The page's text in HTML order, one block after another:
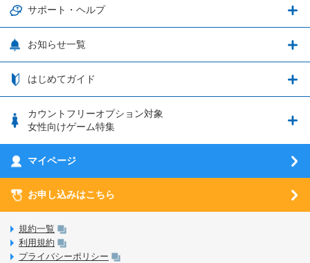
通信エリアと通信速度状況
つながる端末保証
フィルタリングアプリ
5G回線オプションについて
LINE年齢認証について
LinksStoreについて
ウマ娘 プリティーダービー
プリンセスコネクト！Re:Dive
釣り★スタ
ウマスクについて
日割り計算
OPPO端末購入キャンペーン第5弾
端末・アクセサリ
iPhone利用について
動作確認済み端末一覧
サポート・ヘルプ
サポート・ヘルプ
nanoSIM･microSIM･通常SIMの初期設定方法
eSIMの初期設定方法
MVNOのギモンを解消！
3Dセキュアについて
お知らせ一覧
お知らせ一覧
はじめてガイド
はじめてガイド
SIMサービスについて
SIMロック解除ガイド
LinksMateのサービスについて
カウントフリーオプション対象
女性向けゲーム特集
刀剣乱舞-ONLINE- Pocket
あんさんぶるスターズ！！Music
マイページ
お申し込みはこちら
規約一覧
利用規約
プライバシーポリシー